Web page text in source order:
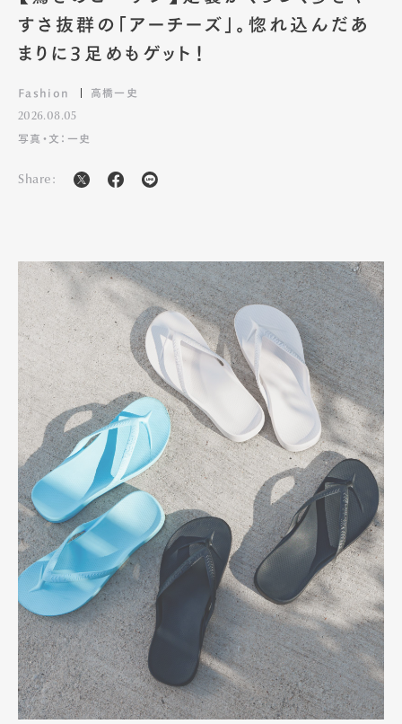
すさ抜群の「アーチーズ」。惚れ込んだあ
まりに3足めもゲット！
Fashion 高橋一史
2026.08.05
写真・文：一史
Share: